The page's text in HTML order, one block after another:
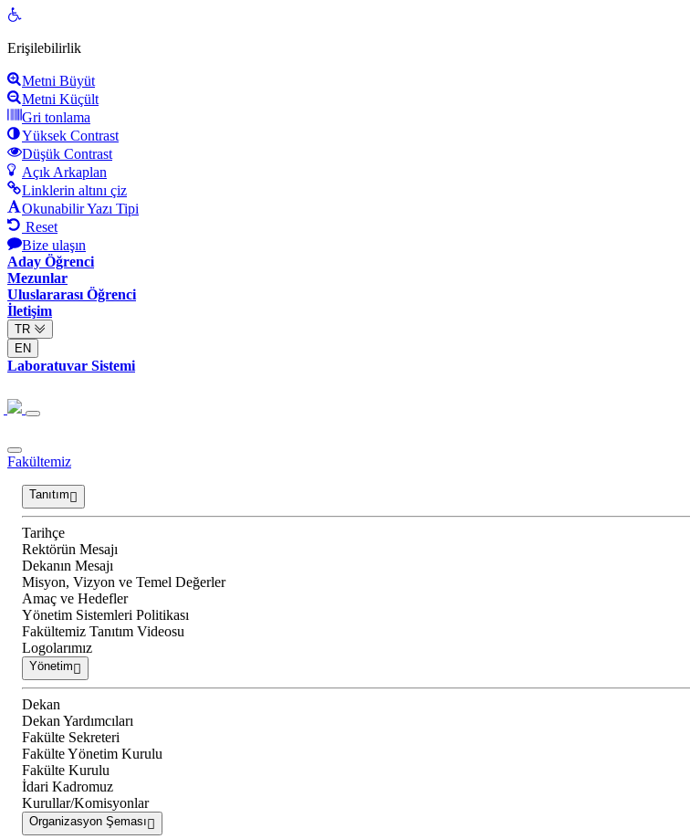
Open
Erişilebilirlik
Metni Büyüt
Metni Küçült
Gri tonlama
Yüksek Contrast
Düşük Contrast
Açık Arkaplan
Linklerin altını çiz
Okunabilir Yazı Tipi
Reset
Bize ulaşın
Aday Öğrenci
Mezunlar
Uluslararası Öğrenci
İletişim
TR
EN
Laboratuvar Sistemi
Fakültemiz
Tanıtım
Tarihçe
Rektörün Mesajı
Dekanın Mesajı
Misyon, Vizyon ve Temel Değerler
Amaç ve Hedefler
Yönetim Sistemleri Politikası
Fakültemiz Tanıtım Videosu
Logolarımız
Yönetim
Dekan
Dekan Yardımcıları
Fakülte Sekreteri
Fakülte Yönetim Kurulu
Fakülte Kurulu
İdari Kadromuz
Kurullar/Komisyonlar
Organizasyon Şeması